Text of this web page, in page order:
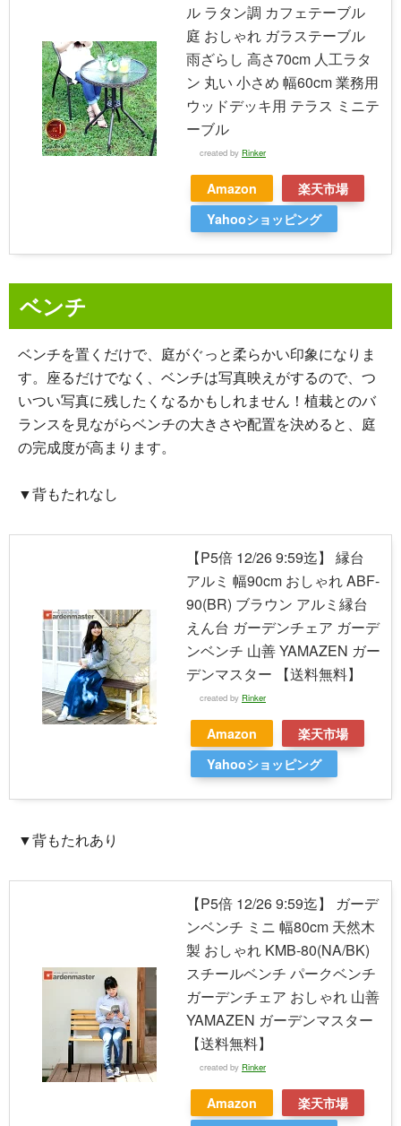
ル ラタン調 カフェテーブル
庭 おしゃれ ガラステーブル
雨ざらし 高さ70cm 人工ラタ
ン 丸い 小さめ 幅60cm 業務用
ウッドデッキ用 テラス ミニテ
ーブル
created by Rinker
Amazon
楽天市場
Yahooショッピング
ベンチ
ベンチを置くだけで、庭がぐっと柔らかい印象になりま
す。座るだけでなく、ベンチは写真映えがするので、つ
いつい写真に残したくなるかもしれません！植栽とのバ
ランスを見ながらベンチの大きさや配置を決めると、庭
の完成度が高まります。
▼背もたれなし
【P5倍 12/26 9:59迄】 縁台
アルミ 幅90cm おしゃれ ABF-
90(BR) ブラウン アルミ縁台
えん台 ガーデンチェア ガーデ
ンベンチ 山善 YAMAZEN ガー
デンマスター 【送料無料】
created by Rinker
Amazon
楽天市場
Yahooショッピング
▼背もたれあり
【P5倍 12/26 9:59迄】 ガーデ
ンベンチ ミニ 幅80cm 天然木
製 おしゃれ KMB-80(NA/BK)
スチールベンチ パークベンチ
ガーデンチェア おしゃれ 山善
YAMAZEN ガーデンマスター
【送料無料】
created by Rinker
Amazon
楽天市場